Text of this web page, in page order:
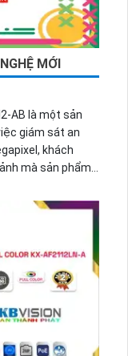
MỚI
AB là một sản
giám sát an
khách
mà sản phẩm
IR thông minh,
lượng cao cùng
ảnh một cách
thích và dễ
khác nhau, giúp
quả.